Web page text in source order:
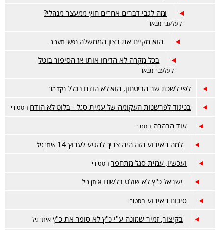
ומה לגבי דברים אחרים חוץ ממעצר מנהלי?
קעלעברימבאר
הוא מקיים את רצון הממשלה נפשי תערוג
בכל מקרה לא הדיחו אותו אז הסיפור בוטל
קעלעברימבאר
לפי לשכת שר הביטחון, הוא לא הודח בכלל נקדימון
בניגוד לפרשנות העקומה של עמית סגל - בלוט לא הודח הסטורי
עוד הבהרה הסטורי
למה האירוע הזה היה צריך להגיע לערוץ 14 איתן גיל
ועכשיו, עמית סגל מתחפר הסטורי
ישראל כ"ץ לא שולט בלשונו איתן גיל
סיכום האירוע הסטורי
בקיצור, זמיר שמונה ע"י כ"ץ לא סופר את כ"ץ איתן גיל